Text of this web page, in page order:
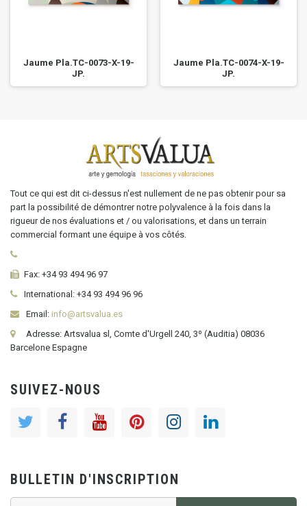
Jaume Pla.TC-0073-X-19-
JP.
Jaume Pla.TC-0074-X-19-
JP.
Tout ce qui est dit ci-dessus n'est nullement de ne pas obtenir pour sa
part la possibilité de démontrer notre polyvalence à la fois dans la
rigueur de nos évaluations et / ou valorisations, et dans un terrain
commercial formant une équipe à vos côtés.
Fax: +34 93 494 96 97
International: +34 93 494 96 96
Email: info@artsvalua.es
Adresse: Artsvalua sl, Comte d'Urgell 240, 3º (Auditia) 08036
Barcelone Espagne
SUIVEZ-NOUS
BULLETIN D'INSCRIPTION